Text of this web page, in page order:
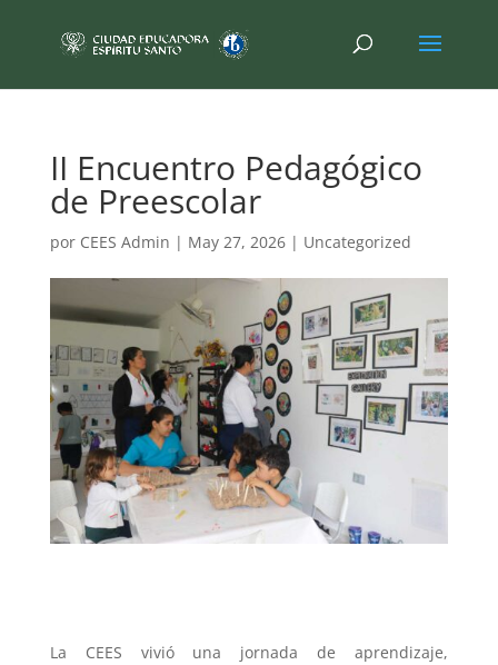
II Encuentro Pedagógico
de Preescolar
por CEES Admin | May 27, 2026| Uncategorized
La CEES vivió una jornada de aprendizaje,